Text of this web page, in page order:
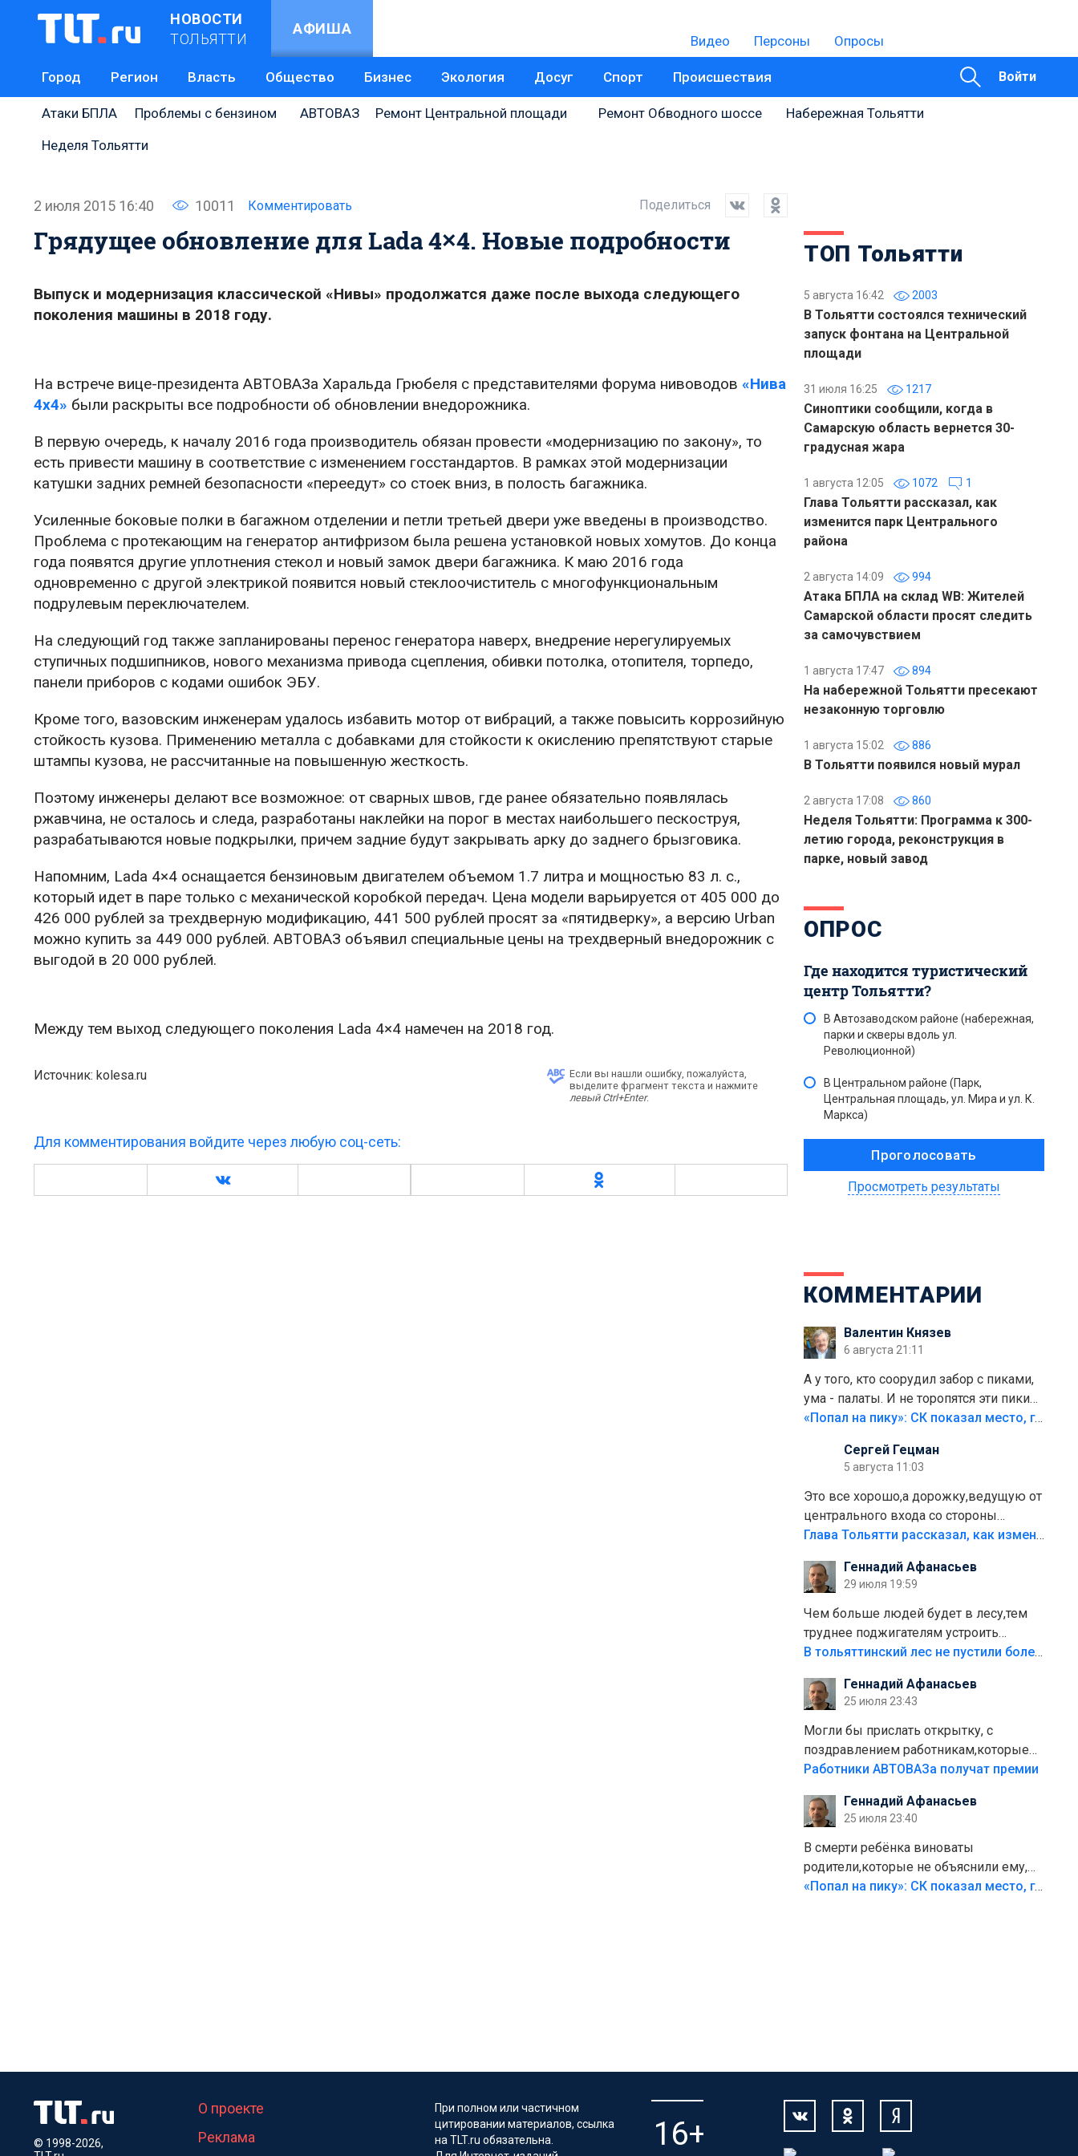
НОВОСТИ
ТОЛЬЯТТИ
АФИША
Видео Персоны Опросы
Город Регион Власть Общество Бизнес Экология Досуг Спорт Происшествия Войти
Атаки БПЛА Проблемы с бензином АВТОВАЗ Ремонт Центральной площади Ремонт Обводного шоссе
Набережная Тольятти
Неделя Тольятти
2 июля 2015 16:40 10011 Комментировать Поделиться
Грядущее обновление для Lada 4×4. Новые подробности
Выпуcк и модернизация классической «Нивы» продолжатся даже после выхода следующего
поколения машины в 2018 году.
На встрече вице-президента АВТОВАЗа Харальда Грюбеля с представителями форума нивоводов «Нива
4х4» были раскрыты все подробности об обновлении внедорожника.
В первую очередь, к началу 2016 года производитель обязан провести «модернизацию по закону», то
есть привести машину в соответствие с изменением госстандартов. В рамках этой модернизации
катушки задних ремней безопасности «переедут» со стоек вниз, в полость багажника.
Усиленные боковые полки в багажном отделении и петли третьей двери уже введены в производство.
Проблема с протекающим на генератор антифризом была решена установкой новых хомутов. До конца
года появятся другие уплотнения стекол и новый замок двери багажника. К маю 2016 года
одновременно с другой электрикой появится новый стеклоочиститель с многофункциональным
подрулевым переключателем.
На следующий год также запланированы перенос генератора наверх, внедрение нерегулируемых
ступичных подшипников, нового механизма привода сцепления, обивки потолка, отопителя, торпедо,
панели приборов с кодами ошибок ЭБУ.
Кроме того, вазовским инженерам удалось избавить мотор от вибраций, а также повысить коррозийную
стойкость кузова. Применению металла с добавками для стойкости к окислению препятствуют старые
штампы кузова, не рассчитанные на повышенную жесткость.
Поэтому инженеры делают все возможное: от сварных швов, где ранее обязательно появлялась
ржавчина, не осталось и следа, разработаны наклейки на порог в местах наибольшего пескоструя,
разрабатываются новые подкрылки, причем задние будут закрывать арку до заднего брызговика.
Напомним, Lada 4×4 оснащается бензиновым двигателем объемом 1.7 литра и мощностью 83 л. с.,
который идет в паре только с механической коробкой передач. Цена модели варьируется от 405 000 до
426 000 рублей за трехдверную модификацию, 441 500 рублей просят за «пятидверку», а версию Urban
можно купить за 449 000 рублей. АВТОВАЗ объявил специальные цены на трехдверный внедорожник с
выгодой в 20 000 рублей.
Между тем выход следующего поколения Lada 4×4 намечен на 2018 год.
Источник: kolesa.ru
Если вы нашли ошибку, пожалуйста,
выделите фрагмент текста и нажмите
левый Ctrl+Enter.
Для комментирования войдите через любую соц-сеть:
ТОП Тольятти
5 августа 16:42 2003
В Тольятти состоялся технический
запуск фонтана на Центральной
площади
31 июля 16:25 1217
Синоптики сообщили, когда в
Самарскую область вернется 30-
градусная жара
1 августа 12:05 1072 1
Глава Тольятти рассказал, как
изменится парк Центрального
района
2 августа 14:09 994
Атака БПЛА на склад WB: Жителей
Самарской области просят следить
за самочувствием
1 августа 17:47 894
На набережной Тольятти пресекают
незаконную торговлю
1 августа 15:02 886
В Тольятти появился новый мурал
2 августа 17:08 860
Неделя Тольятти: Программа к 300-
летию города, реконструкция в
парке, новый завод
ОПРОС
Где находится туристический
центр Тольятти?
В Автозаводском районе (набережная,
парки и скверы вдоль ул.
Революционной)
В Центральном районе (Парк,
Центральная площадь, ул. Мира и ул. К.
Маркса)
Просмотреть результаты
КОММЕНТАРИИ
Валентин Князев
6 августа 21:11
А у того, кто соорудил забор с пиками,
ума - палаты. И не торопятся эти пики
срезать
«Попал на пику»: СК показал место, где был смертельно травмирован ребенок в Тольятти
Сергей Гецман
5 августа 11:03
Это все хорошо,а дорожку,ведущую от
центрального входа со стороны
кафе"Мираж" к аттракционам слабо
плитки не хватило,т.к.осенью и зимой
лежала в парке и испортилась.Да
еще,видимо,часть украли.
Глава Тольятти рассказал, как изменится парк Центрального района
Геннадий Афанасьев
29 июля 19:59
Чем больше людей будет в лесу,тем
труднее поджигателям устроить
пожар.Тех кто разводит костры,тех
полно стоит,почему водители всё
равно едут в лес? Штрафы мизерные.
В тольяттинский лес не пустили более тысячи автомобилей
Геннадий Афанасьев
25 июля 23:43
Могли бы прислать открытку, с
поздравлением работникам,которые
больше сорока лет отработали на
Работники АВТОВАЗа получат премии
Геннадий Афанасьев
25 июля 23:40
В смерти ребёнка виноваты
родители,которые не объяснили ему,
что такое хорошо и что такое плохо!
«Попал на пику»: СК показал место, где был смертельно травмирован ребенок в Тольятти
© 1998-2026,
О проекте
Реклама
При полном или частичном
цитировании материалов, ссылка
на TLT.ru обязательна.